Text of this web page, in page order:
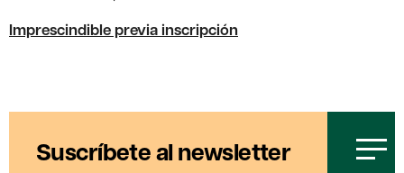
Imprescindible previa inscripción
Suscríbete al newsletter